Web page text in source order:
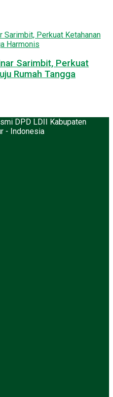
Sarimbit, Perkuat
Rumah Tangga
DPD LDII Kabupaten
- Indonesia